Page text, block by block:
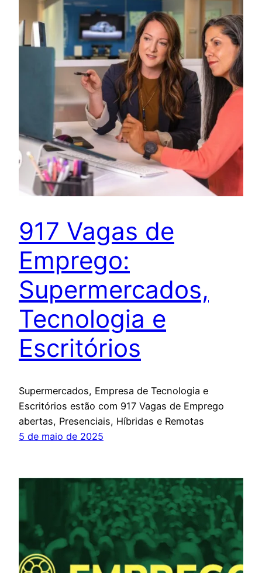
917 Vagas de
Emprego:
Supermercados,
Tecnologia e
Escritórios
Supermercados, Empresa de Tecnologia e
Escritórios estão com 917 Vagas de Emprego
abertas, Presenciais, Híbridas e Remotas
5 de maio de 2025